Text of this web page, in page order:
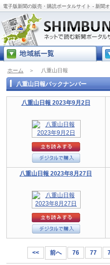
電子版新聞の販売・購読ポータルサイト - 新聞
ホーム ＞ 八重山日報
八重山日報バックナンバー
八重山日報 2023年9月2日
八重山日報 2023年8月27日
<< 前へ 76 77